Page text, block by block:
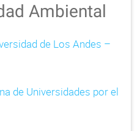
Ambiental
de Los Andes –
de Universidades por el